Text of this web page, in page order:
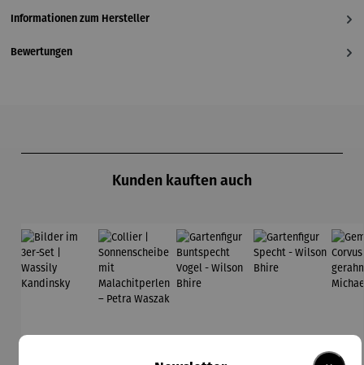
Informationen zum Hersteller
Bewertungen
Kunden kauften auch